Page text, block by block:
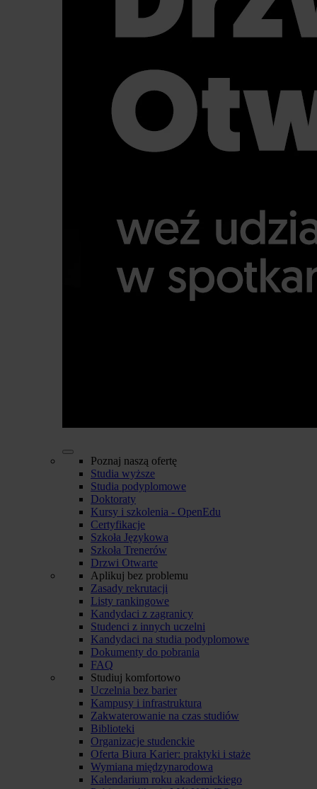
Poznaj naszą ofertę
Studia wyższe
Studia podyplomowe
Doktoraty
Kursy i szkolenia - OpenEdu
Certyfikacje
Szkoła Językowa
Szkoła Trenerów
Drzwi Otwarte
Aplikuj bez problemu
Zasady rekrutacji
Listy rankingowe
Kandydaci z zagranicy
Studenci z innych uczelni
Kandydaci na studia podyplomowe
Dokumenty do pobrania
FAQ
Studiuj komfortowo
Uczelnia bez barier
Kampusy i infrastruktura
Zakwaterowanie na czas studiów
Biblioteki
Organizacje studenckie
Oferta Biura Karier: praktyki i staże
Wymiana międzynarodowa
Kalendarium roku akademickiego